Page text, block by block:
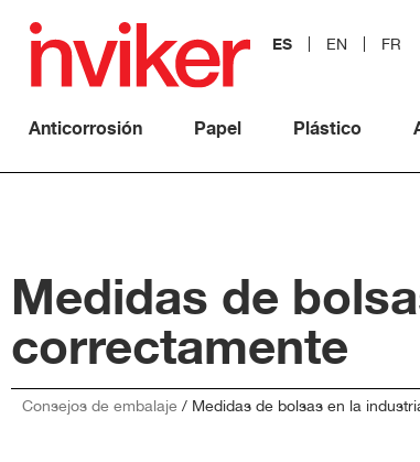
ES EN FR
Anticorrosión Papel Plástico
Medidas de
correctamente
Consejos de embalaje / Medidas de bolsas en la